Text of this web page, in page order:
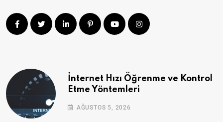
İnternet Hızı Öğrenme ve Kontrol
Etme Yöntemleri
AĞUSTOS 5, 2026